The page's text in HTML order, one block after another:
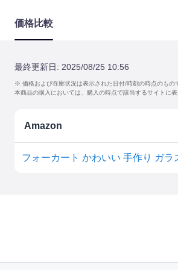
価格比較
最終更新日: 2025/08/25 10:56
※ 価格および在庫状況は表示された日付/時刻の時点のもの
本商品の購入においては、購入の時点で該当するサイトに
Amazon
フォーカート かわいい 手作り ガラ